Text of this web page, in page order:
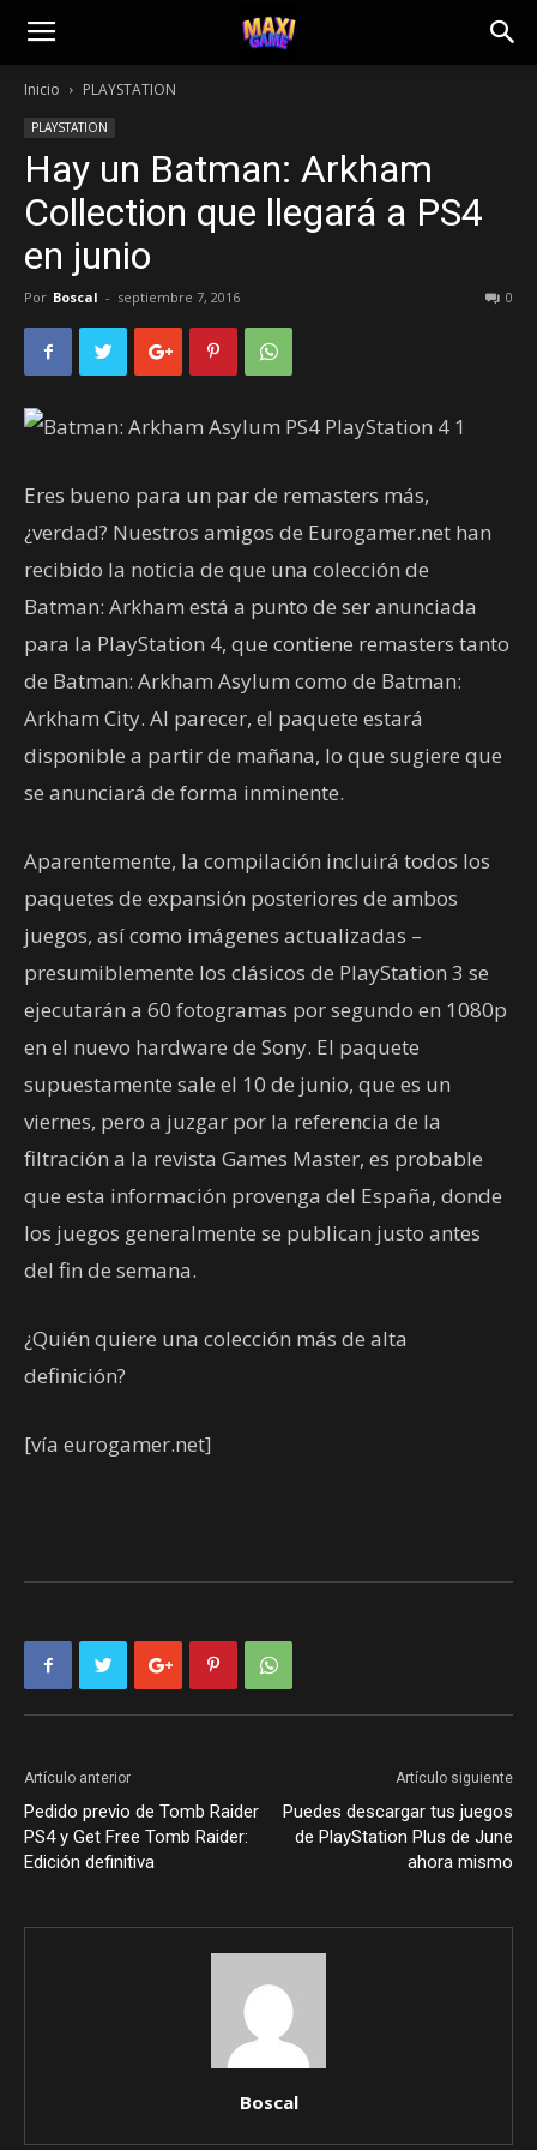
Inicio PLAYSTATION
PLAYSTATION
Hay un Batman: Arkham
Collection que llegará a PS4
en junio
Por Boscal - septiembre 7, 2016 0
Eres bueno para un par de remasters más,
¿verdad? Nuestros amigos de Eurogamer.net han
recibido la noticia de que una colección de
Batman: Arkham está a punto de ser anunciada
para la PlayStation 4, que contiene remasters tanto
de Batman: Arkham Asylum como de Batman:
Arkham City. Al parecer, el paquete estará
disponible a partir de mañana, lo que sugiere que
se anunciará de forma inminente.
Aparentemente, la compilación incluirá todos los
paquetes de expansión posteriores de ambos
juegos, así como imágenes actualizadas –
presumiblemente los clásicos de PlayStation 3 se
ejecutarán a 60 fotogramas por segundo en 1080p
en el nuevo hardware de Sony. El paquete
supuestamente sale el 10 de junio, que es un
viernes, pero a juzgar por la referencia de la
filtración a la revista Games Master, es probable
que esta información provenga del España, donde
los juegos generalmente se publican justo antes
del fin de semana.
¿Quién quiere una colección más de alta
definición?
[vía eurogamer.net]
Artículo anterior
Pedido previo de Tomb Raider
PS4 y Get Free Tomb Raider:
Edición definitiva
Artículo siguiente
Puedes descargar tus juegos
de PlayStation Plus de June
ahora mismo
Boscal